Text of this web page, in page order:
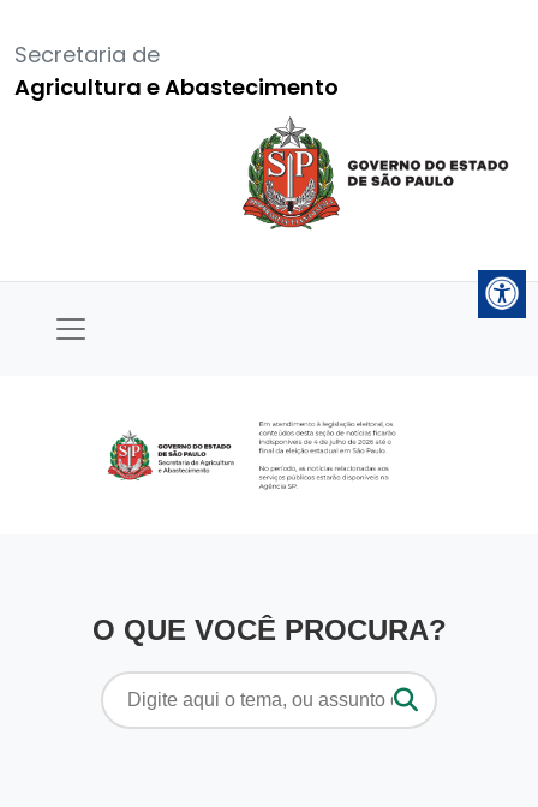
Secretaria de
Agricultura e Abastecimento
O QUE VOCÊ PROCURA?
Pesquisar
por: